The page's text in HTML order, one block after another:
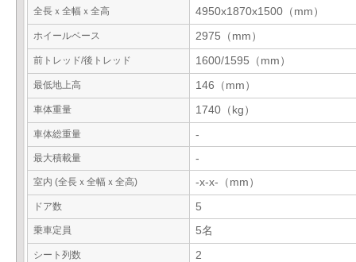
全長ｘ全幅ｘ全高 4950x1870x1500（mm）
ホイールベース 2975（mm）
前トレッド/後トレッド 1600/1595（mm）
最低地上高 146（mm）
車体重量 1740（kg）
車体総重量 -
最大積載量 -
室内 (全長ｘ全幅ｘ全高) -x-x-（mm）
ドア数 5
乗車定員 5名
シート列数 2